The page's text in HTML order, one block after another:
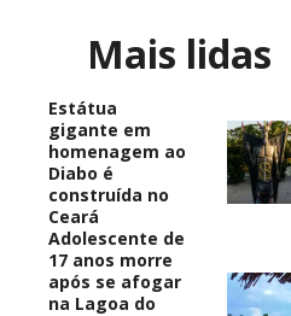
Mais lidas
Estátua
gigante em
homenagem ao
Diabo é
construída no
Ceará
Adolescente de
17 anos morre
após se afogar
na Lagoa do